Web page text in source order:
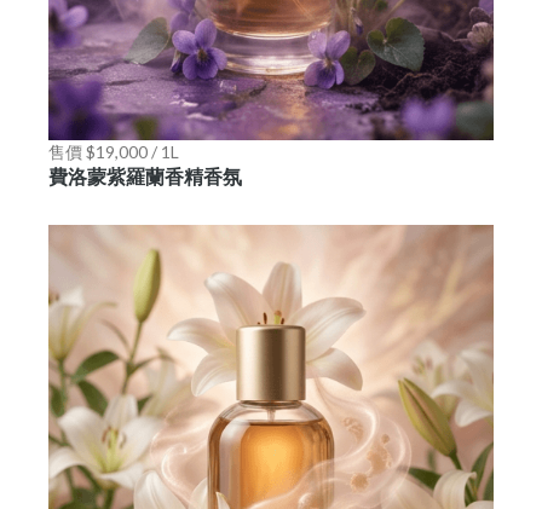
售價 $19,000 / 1L
費洛蒙紫羅蘭香精香氛